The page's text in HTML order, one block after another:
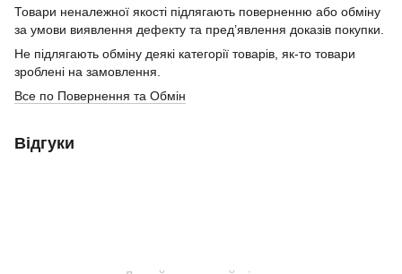
Товари неналежної якості підлягають поверненню або обміну
за умови виявлення дефекту та пред’явлення доказів покупки.
Не підлягають обміну деякі категорії товарів, як-то товари
зроблені на замовлення.
Все по Повернення та Обмін
Відгуки